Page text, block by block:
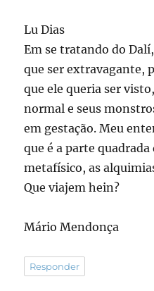
Lu Dias
Em se tratando do
que ser extravagante,
que ele queria ser
normal e seus
em gestação. Meu
que é a parte
metafísico, as
Que viajem hein?
Mário Mendonça
Responder